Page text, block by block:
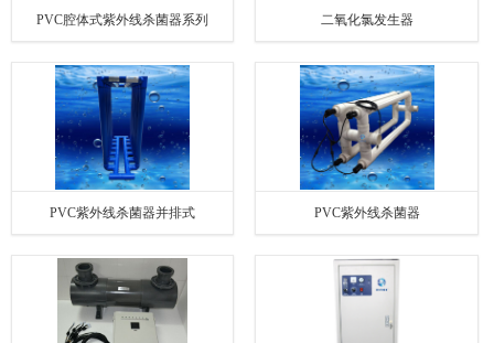
PVC腔体式紫外线杀菌器系列 二氧化氯发生器
PVC紫外线杀菌器并排式 PVC紫外线杀菌器